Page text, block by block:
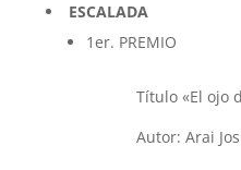
ESCALADA
1er. PREMIO
Título «El ojo
Autor: Arai